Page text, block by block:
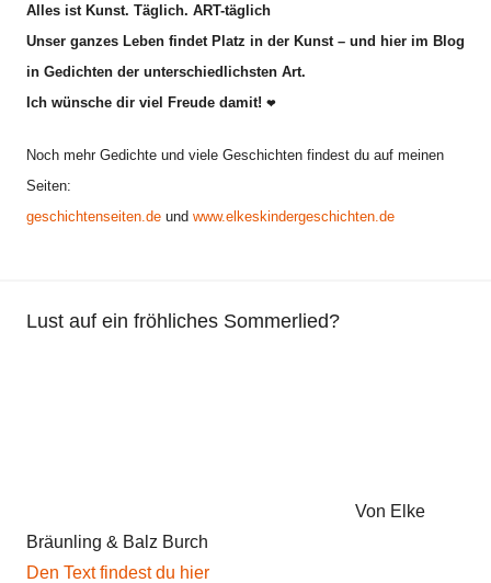
g
e
m
e
n
,
F
a
ö
Alles ist Kunst. Täglich. ART-täglich
Unser ganzes Leben findet Platz in der Kunst – und hier im Blog
in Gedichten der unterschiedlichsten Art.
Ich wünsche dir viel Freude damit! ❤
Noch mehr Gedichte und viele Geschichten findest du auf meinen
Seiten:
geschichtenseiten.de und www.elkeskindergeschichten.de
Lust auf ein fröhliches Sommerlied?
Von Elke
Bräunling & Balz Burch
Den Text findest du hier